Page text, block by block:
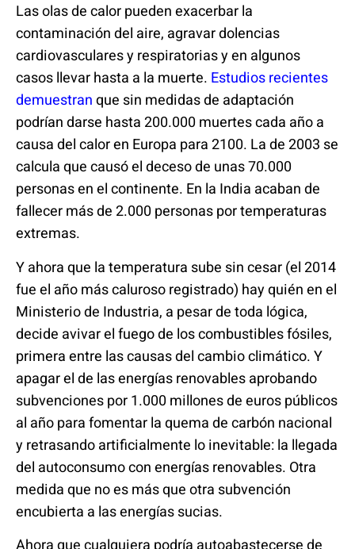
Las olas de calor pueden exacerbar la
contaminación del aire, agravar dolencias
cardiovasculares y respiratorias y en algunos
casos llevar hasta a la muerte. Estudios recientes
demuestranque sin medidas de adaptación
podrían darse hasta 200.000 muertes cada año a
causa del calor en Europa para 2100. La de 2003 se
calcula que causó el deceso de unas 70.000
personas en el continente. En la India acaban de
fallecer más de 2.000 personas por temperaturas
extremas.
Y ahora que la temperatura sube sin cesar (el 2014
fue el año más caluroso registrado) hay quién en el
Ministerio de Industria, a pesar de toda lógica,
decide avivar el fuego de los combustibles fósiles,
primera entre las causas del cambio climático. Y
apagar el de las energías renovables aprobando
subvenciones por 1.000 millones de euros públicos
al año para fomentar la quema de carbón nacional
y retrasando artificialmente lo inevitable: la llegada
del autoconsumo con energías renovables. Otra
medida que no es más que otra subvención
encubierta a las energías sucias.